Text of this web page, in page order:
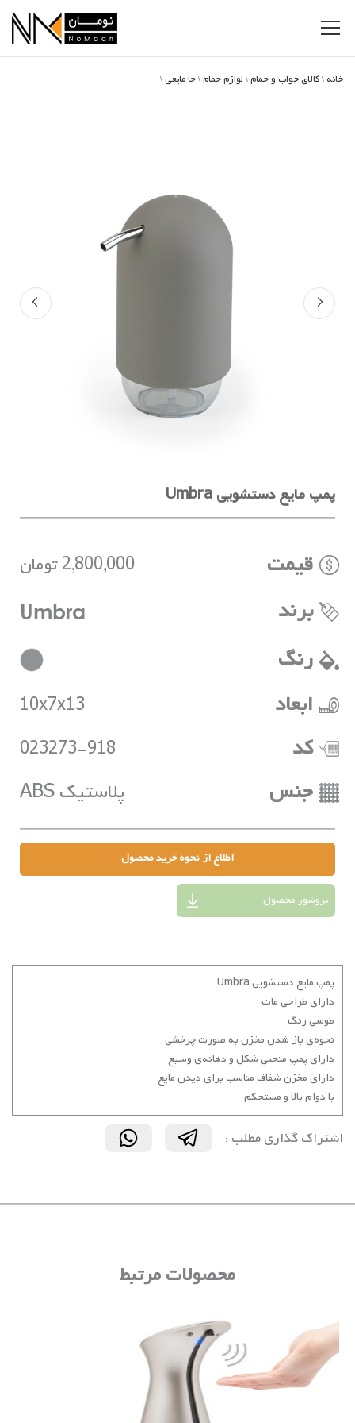
خانه \ کالای خواب و حمام \ لوازم حمام \ جا مایعی \
پمپ مایع دستشویی Umbra
قیمت 2,800,000 تومان
برند Umbra
رنگ
ابعاد
10x7x13
کد 023273-918
جنس پلاستیک ABS
اطلاع از نحوه خرید محصول
بروشور محصول
پمپ مایع دستشویی Umbra
دارای طراحی مات
طوسی رنگ
نحوه‌ی باز شدن مخزن به صورت چرخشی
دارای پمپ منحنی شکل و دهانه‌ی وسیع
دارای مخزن شفاف مناسب برای دیدن مایع
با دوام بالا و مستحکم
اشتراک گذاری مطلب :
محصولات مرتبط